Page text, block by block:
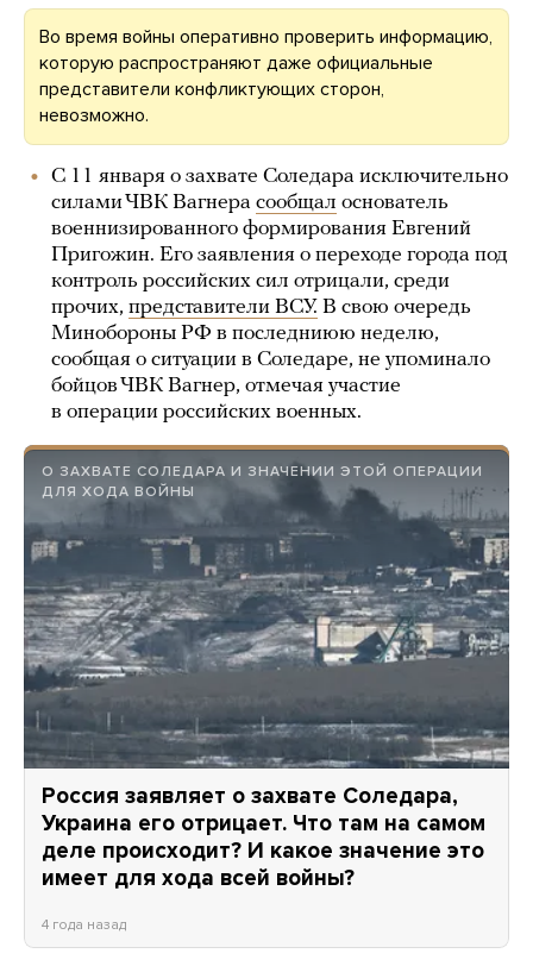
Во время войны оперативно проверить информацию,
которую распространяют даже официальные
представители конфликтующих сторон,
невозможно.
С 11 января о захвате Соледара исключительно
силами ЧВК Вагнера сообщал основатель
военнизированного формирования Евгений
Пригожин. Его заявления о переходе города под
контроль российских сил отрицали, среди
прочих, представители ВСУ. В свою очередь
Минобороны РФ в последниюю неделю,
сообщая о ситуации в Соледаре, не упоминало
бойцов ЧВК Вагнер, отмечая участие
в операции российских военных.
О ЗАХВАТЕ СОЛЕДАРА И ЗНАЧЕНИИ ЭТОЙ ОПЕРАЦИИ
ДЛЯ ХОДА ВОЙНЫ
Россия заявляет о захвате Соледара,
Украина его отрицает. Что там на самом
деле происходит? И какое значение это
имеет для хода всей войны?
4 года назад